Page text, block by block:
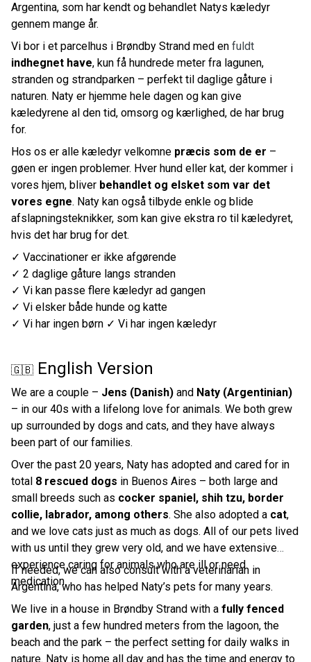
Argentina, som har kendt og behandlet Natys kæledyr
gennem mange år.
Vi bor i et parcelhus i Brøndby Strand med en fuldt
indhegnet have, kun få hundrede meter fra lagunen,
stranden og strandparken – perfekt til daglige gåture i
naturen. Naty er hjemme hele dagen og kan give
kæledyrene al den tid, omsorg og kærlighed, de har brug
for.
Hos os er alle kæledyr velkomne præcis som de er –
gøen er ingen problemer. Hver hund eller kat, der kommer i
vores hjem, bliver behandlet og elsket som var det
vores egne. Naty kan også tilbyde enkle og blide
afslapningsteknikker, som kan give ekstra ro til kæledyret,
hvis det har brug for det.
✓ Vaccinationer er ikke afgørende
✓ 2 daglige gåture langs stranden
✓ Vi kan passe flere kæledyr ad gangen
✓ Vi elsker både hunde og katte
✓ Vi har ingen børn ✓ Vi har ingen kæledyr
🇬🇧 English Version
We are a couple – Jens (Danish) and Naty (Argentinian)
– in our 40s with a lifelong love for animals. We both grew
up surrounded by dogs and cats, and they have always
been part of our families.
Over the past 20 years, Naty has adopted and cared for in
total 8 rescued dogs in Buenos Aires – both large and
small breeds such as cocker spaniel, shih tzu, border
collie, labrador, among others. She also adopted a cat,
and we love cats just as much as dogs. All of our pets lived
with us until they grew very old, and we have extensive
experience caring for animals who are ill or need
medication.
If needed, we can also consult with a veterinarian in
Argentina, who has helped Naty’s pets for many years.
We live in a house in Brøndby Strand with a fully fenced
garden, just a few hundred meters from the lagoon, the
beach and the park – the perfect setting for daily walks in
nature. Naty is home all day and has the time and energy to